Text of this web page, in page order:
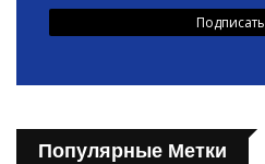
Популярные Метки